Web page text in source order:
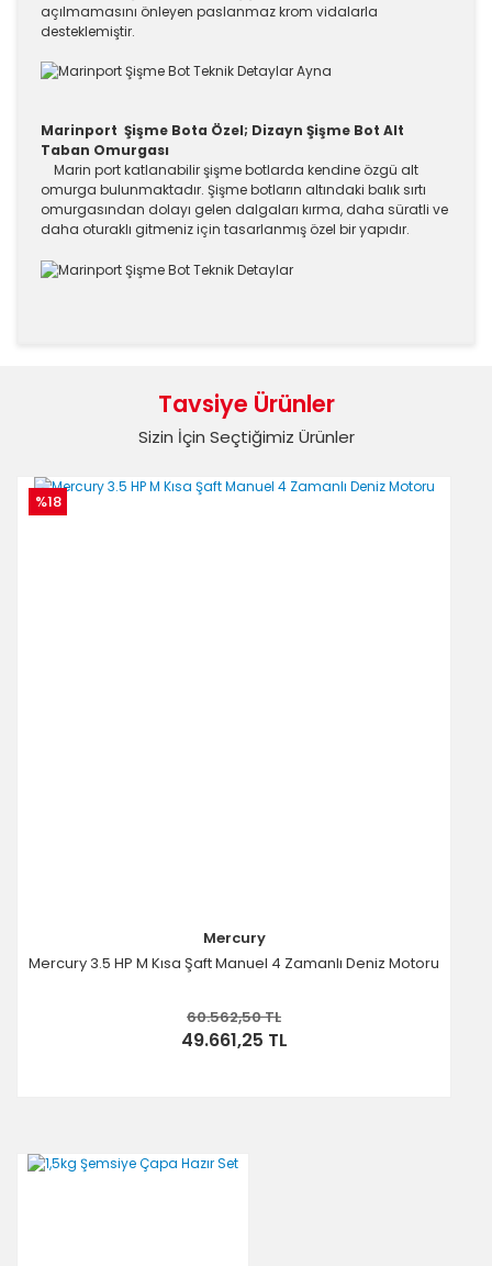
açılmamasını önleyen paslanmaz krom vidalarla
desteklemiştir.
Marinport Şişme Bota Özel; Dizayn Şişme Bot Alt
Taban Omurgası
Marin port katlanabilir şişme botlarda kendine özgü alt
omurga bulunmaktadır. Şişme botların altındaki balık sırtı
omurgasından dolayı gelen dalgaları kırma, daha süratli ve
daha oturaklı gitmeniz için tasarlanmış özel bir yapıdır.
Yorum Yaz
formunu kullanarak tarafımıza iletebilirsiniz.
Görüş ve önerileriniz için teşekkür ederiz.
Ürün açıklamasında eksik bilgiler bulunuyor.
Tavsiye Ürünler
Sizin İçin Seçtiğimiz Ürünler
%18
Mercury
Mercury 3.5 HP M Kısa Şaft Manuel 4 Zamanlı Deniz Motoru
60.562,50 TL
49.661,25 TL